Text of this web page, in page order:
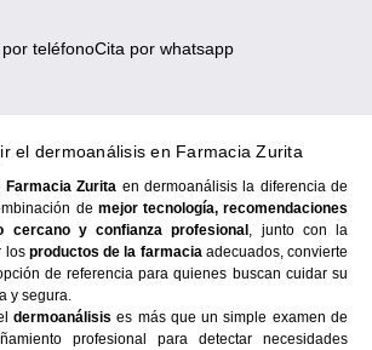
teléfonoCita por whatsapp
el dermoanálisis en Farmacia Zurita
Farmacia Zurita en dermoanálisis la diferencia de
de mejor tecnología, recomendaciones
cercano y confianza profesional , junto con la
los productos de la farmaciaadecuados, convierte
de referencia para quienes buscan cuidar su
y segura.
dermoanálisis es más que un simple examen de
profesional para detectar necesidades